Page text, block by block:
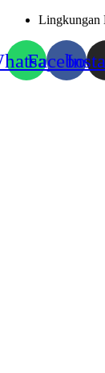
Skip
content
Lingkungan
Facebook